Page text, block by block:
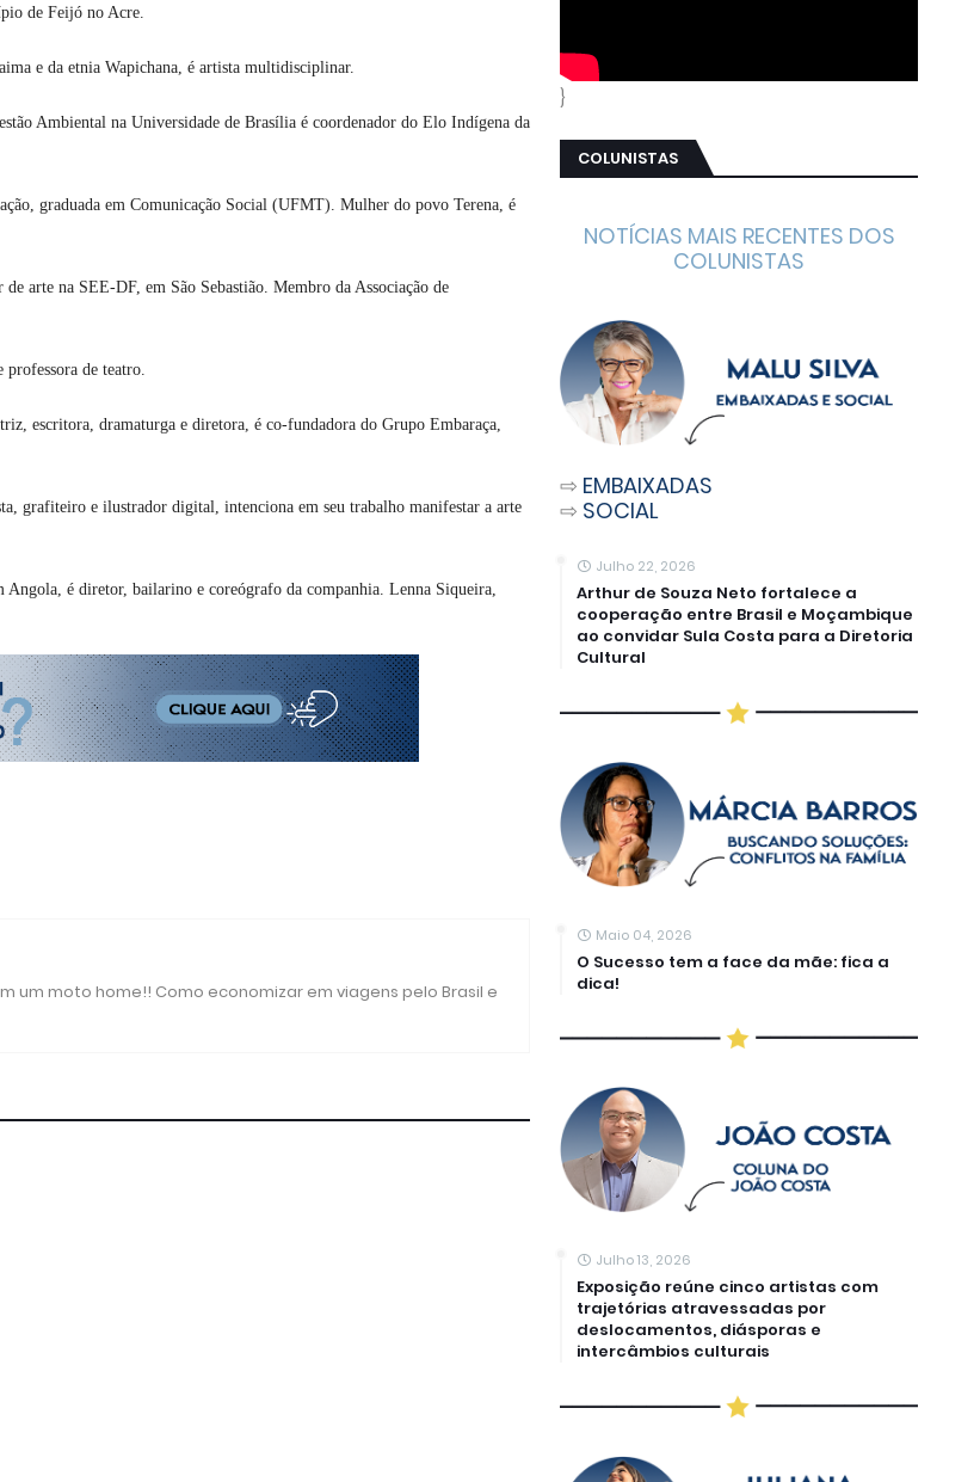
de Feijó no Acre.
e da etnia Wapichana, é artista multidisciplinar.
Ambiental na Universidade de Brasília é coordenador do Elo Indígena da
graduada em Comunicação Social (UFMT). Mulher do povo Terena, é
arte na SEE-DF, em São Sebastião. Membro da Associação de
de teatro.
escritora, dramaturga e diretora, é co-fundadora do Grupo Embaraça,
grafiteiro e ilustrador digital, intenciona em seu trabalho manifestar a arte
é diretor, bailarino e coreógrafo da companhia. Lenna Siqueira,
um moto home!! Como economizar em viagens pelo Brasil e
}
COLUNISTAS
NOTÍCIAS MAIS RECENTES DOS
COLUNISTAS
⇨ EMBAIXADAS
⇨ SOCIAL
Julho 22, 2026
Arthur de Souza Neto fortalece a
cooperação entre Brasil e Moçambique
ao convidar Sula Costa para a Diretoria
Cultural
Maio 04, 2026
O Sucesso tem a face da mãe: fica a
dica!
Julho 13, 2026
Exposição reúne cinco artistas com
trajetórias atravessadas por
deslocamentos, diásporas e
intercâmbios culturais